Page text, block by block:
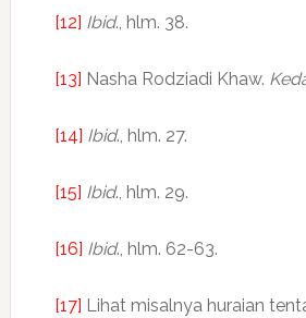
[12] Ibid., hlm. 38.
[13] Nasha Rodziadi Khaw.
[14] Ibid., hlm. 27.
[15] Ibid., hlm. 29.
[16] Ibid., hlm. 62-63.
[17] Lihat misalnya huraian